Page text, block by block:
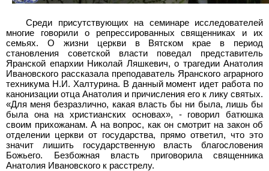
Среди присутствующих на семинаре исследователей
многие говорили о репрессированных священниках и их
семьях. О жизни церкви в Вятском крае в период
становления советской власти поведал представитель
Яранской епархии Николай Ляшкевич, о трагедии Анатолия
Ивановского рассказала преподаватель Яранского аграрного
техникума Н.И. Халтурина. В данный момент идет работа по
канонизации отца Анатолия и причисления его к лику святых.
«Для меня безразлично, какая власть бы ни была, лишь бы
была она на христианских основах», - говорил батюшка
своим прихожанам. А на вопрос, как он смотрит на закон об
отделении церкви от государства, прямо ответил, что это
значит лишить государственную власть благословения
Божьего. Безбожная власть приговорила священника
Анатолия Ивановского к расстрелу.